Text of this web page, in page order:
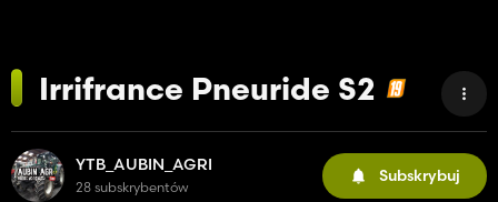
Irrifrance Pneuride S2
YTB_AUBIN_AGRI
28 subskrybentów
Subskrybuj